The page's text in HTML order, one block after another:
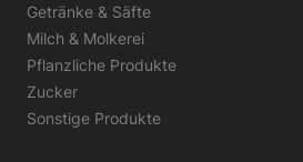
Getränke & Säfte
Milch & Molkerei
Pflanzliche Produkte
Zucker
Sonstige Produkte